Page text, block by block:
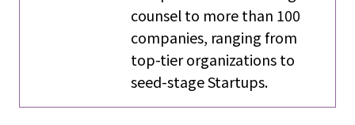
counsel to more than 100
companies, ranging from
top-tier organizations to
seed-stage Startups.